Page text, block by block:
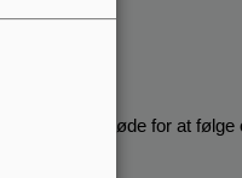
PPR
til møde for at følge